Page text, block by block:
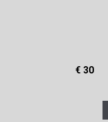
€ 30